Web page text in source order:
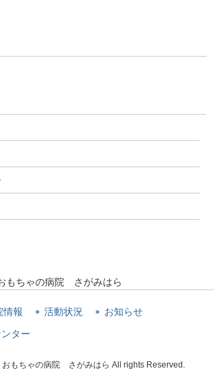
もちゃの病院 さがみはら
情報 活動状況 お知らせ
ター
もちゃの病院 さがみはら All rights Reserved.